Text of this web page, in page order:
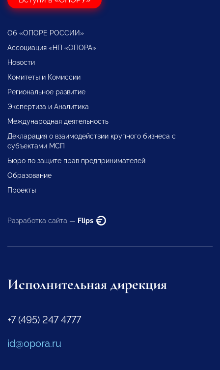
Об «ОПОРЕ РОССИИ»
Ассоциация «НП «ОПОРА»
Новости
Комитеты и Комиссии
Региональное развитие
Экспертиза и Аналитика
Международная деятельность
Декларация о взаимодействии крупного бизнеса с
субъектами МСП
Бюро по защите прав предпринимателей
Образование
Проекты
Разработка сайта — Flips
Исполнительная дирекция
+7 (495) 247 4777
id@opora.ru